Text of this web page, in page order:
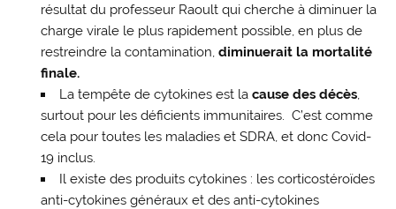
résultat du professeur Raoult qui cherche à diminuer la
charge virale le plus rapidement possible, en plus de
restreindre la contamination, diminuerait la mortalité
finale.
La tempête de cytokines est la cause des décès,
surtout pour les déficients immunitaires. C’est comme
cela pour toutes les maladies et SDRA, et donc Covid-
19 inclus.
Il existe des produits cytokines : les corticostéroïdes
anti-cytokines généraux et des anti-cytokines